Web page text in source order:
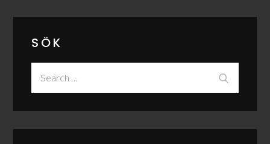
SÖK